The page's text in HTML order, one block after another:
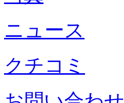
ニュース
クチコミ